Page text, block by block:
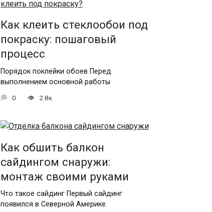
Как клеить стеклообои под
покраску: пошаговый
процесс
Порядок поклейки обоев Перед
выполнением основной работы
0 2.8к.
Как обшить балкон
сайдингом снаружи:
монтаж своими руками
Что такое сайдинг Первый сайдинг
появился в Северной Америке.